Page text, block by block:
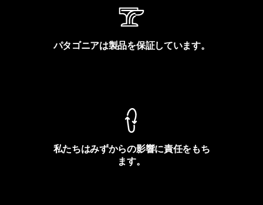
パタゴニアは製品を保証しています。
私たちはみずからの影響に責任をもち
ます。